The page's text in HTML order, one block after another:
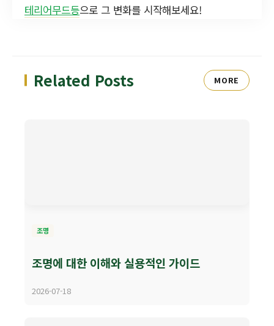
테리어무드등으로 그 변화를 시작해보세요!
Related Posts MORE
조명
조명에 대한 이해와 실용적인 가이드
2026-07-18